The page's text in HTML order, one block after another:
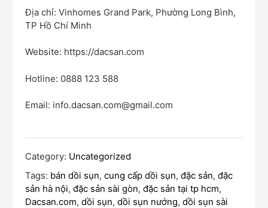
Địa chỉ: Vinhomes Grand Park, Phường Long Bình,
TP Hồ Chí Minh
Website: https://dacsan.com
Hotline: 0888 123 588
Email: info.dacsan.com@gmail.com
Category: Uncategorized
Tags: bán dồi sụn,cung cấp dồi sụn,đặc sản,đặc
sản hà nội,đặc sản sài gòn,đặc sản tại tp hcm,
Dacsan.com,dồi sụn,dồi sụn nướng,dồi sụn sài